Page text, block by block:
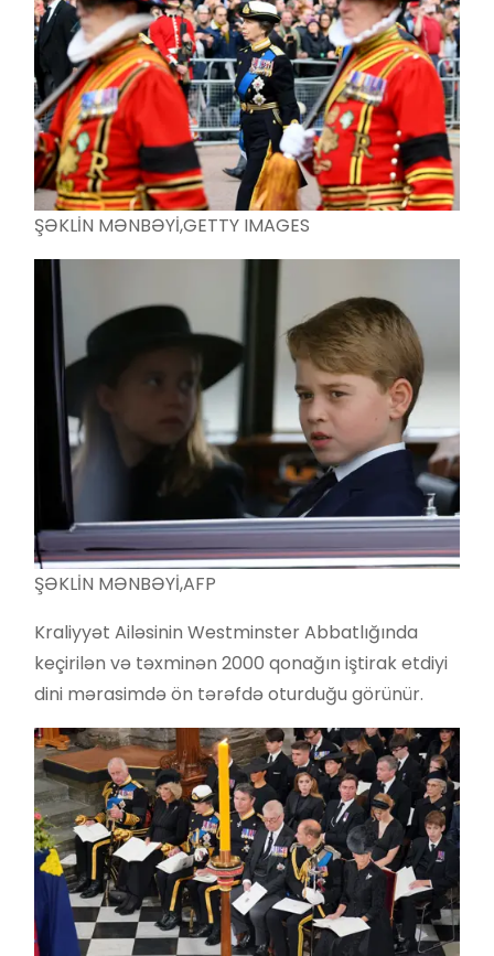
ŞƏKLİN MƏNBƏYİ,GETTY IMAGES
ŞƏKLİN MƏNBƏYİ,AFP
Kraliyyət Ailəsinin Westminster Abbatlığında
keçirilən və təxminən 2000 qonağın iştirak etdiyi
dini mərasimdə ön tərəfdə oturduğu görünür.